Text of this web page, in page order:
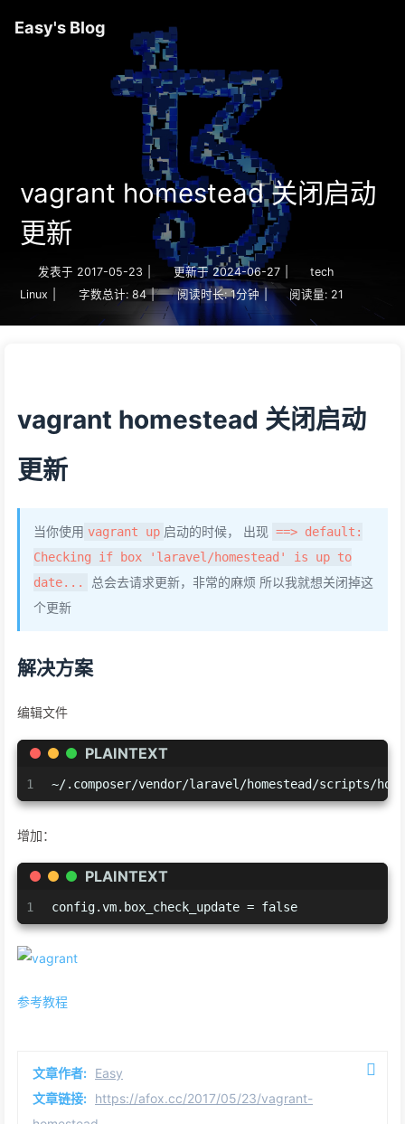
Easy's Blog
vagrant homestead 关闭启动
更新
发表于 2017-05-23 更新于 2024-06-27
tech
Linux
字数总计: 84 | 阅读时长: 1分钟 | 阅读量: 21
vagrant homestead 关闭启动
更新
当你使用 vagrant up 启动的时候， 出现 ==> default:
Checking if box 'laravel/homestead' is up to
date...
总会去请求更新，非常的麻烦 所以我就想关闭掉这
个更新
解决方案
编辑文件
PLAINTEXT
1 ~/.composer/vendor/laravel/homestead/scripts/
增加：
PLAINTEXT
1 config.vm.box_check_update = false
参考教程
文章作者: Easy
文章链接: https://afox.cc/2017/05/23/vagrant-